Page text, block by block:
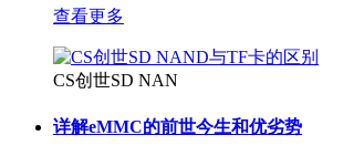
查看更多
CS创世SD NAN
详解eMMC的前世今生和优劣势